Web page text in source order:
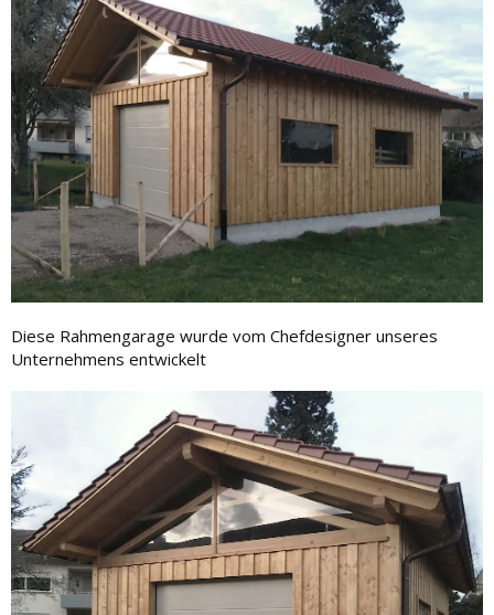
Diese Rahmengarage wurde vom Chefdesigner unseres
Unternehmens entwickelt